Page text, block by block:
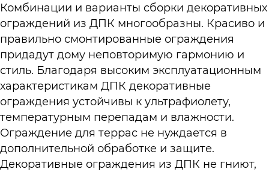
Комбинации и варианты сборки декоративных
ограждений из ДПК многообразны. Красиво и
правильно смонтированные ограждения
придадут дому неповторимую гармонию и
стиль. Благодаря высоким эксплуатационным
характеристикам ДПК декоративные
ограждения устойчивы к ультрафиолету,
температурным перепадам и влажности.
Ограждение для террас не нуждается в
дополнительной обработке и защите.
Декоративные ограждения из ДПК не гниют,